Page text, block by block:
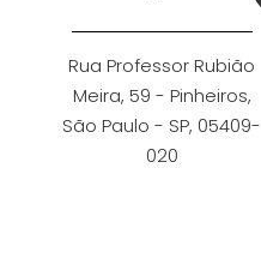
Rua Professor Rubião
Meira, 59 - Pinheiros,
São Paulo - SP, 05409-
020